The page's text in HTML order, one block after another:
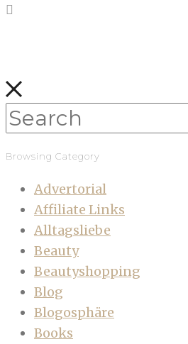
Browsing Category
Advertorial
Affiliate Links
Alltagsliebe
Beauty
Beautyshopping
Blog
Blogosphäre
Books